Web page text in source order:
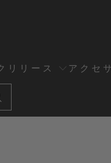
リリース アクセ